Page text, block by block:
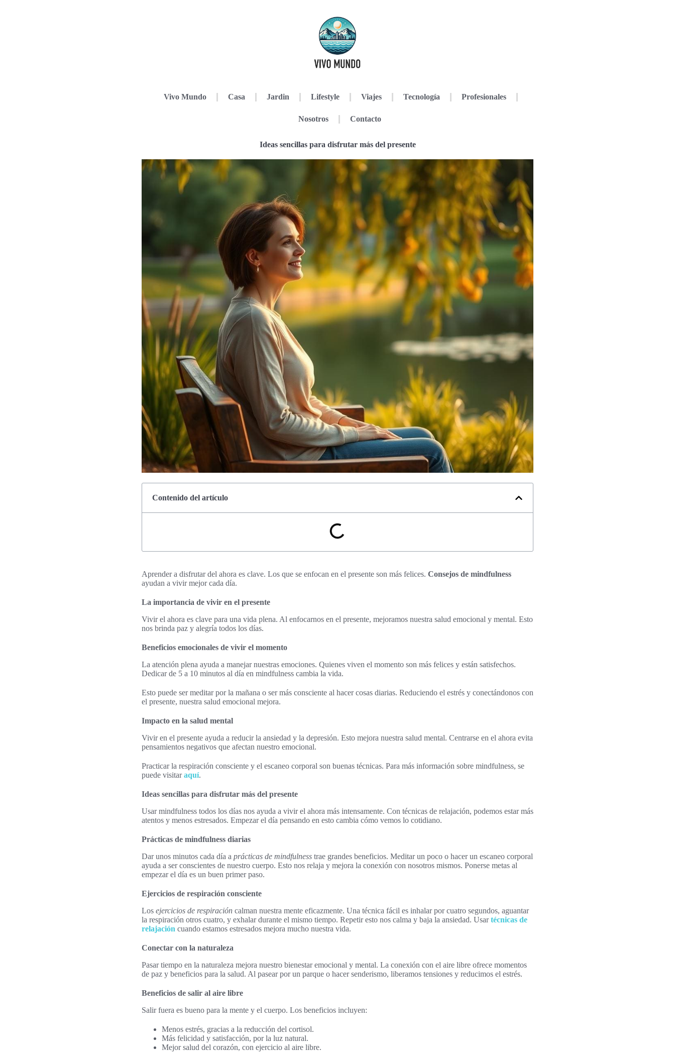
Vivo Mundo Casa Jardin Lifestyle Viajes Tecnología Profesionales
Nosotros Contacto
Ideas sencillas para disfrutar más del presente
Contenido del artículo
Aprender a disfrutar del ahora es clave. Los que se enfocan en el presente son más felices. Consejos de mindfulness
ayudan a vivir mejor cada día.
La importancia de vivir en el presente
Vivir el ahora es clave para una vida plena. Al enfocarnos en el presente, mejoramos nuestra salud emocional y mental. Esto
nos brinda paz y alegría todos los días.
Beneficios emocionales de vivir el momento
La atención plena ayuda a manejar nuestras emociones. Quienes viven el momento son más felices y están satisfechos.
Dedicar de 5 a 10 minutos al día en mindfulness cambia la vida.
Esto puede ser meditar por la mañana o ser más consciente al hacer cosas diarias. Reduciendo el estrés y conectándonos con
el presente, nuestra salud emocional mejora.
Impacto en la salud mental
Vivir en el presente ayuda a reducir la ansiedad y la depresión. Esto mejora nuestra salud mental. Centrarse en el ahora evita
pensamientos negativos que afectan nuestro emocional.
Practicar la respiración consciente y el escaneo corporal son buenas técnicas. Para más información sobre mindfulness, se
puede visitaraquí.
Ideas sencillas para disfrutar más del presente
Usar mindfulness todos los días nos ayuda a vivir el ahora más intensamente. Con técnicas de relajación, podemos estar más
atentos y menos estresados. Empezar el día pensando en esto cambia cómo vemos lo cotidiano.
Prácticas de mindfulness diarias
Dar unos minutos cada día a prácticas de mindfulness trae grandes beneficios. Meditar un poco o hacer un escaneo corporal
ayuda a ser conscientes de nuestro cuerpo. Esto nos relaja y mejora la conexión con nosotros mismos. Ponerse metas al
empezar el día es un buen primer paso.
Ejercicios de respiración consciente
Los ejercicios de respiración calman nuestra mente eficazmente. Una técnica fácil es inhalar por cuatro segundos, aguantar
la respiración otros cuatro, y exhalar durante el mismo tiempo. Repetir esto nos calma y baja la ansiedad. Usartécnicas de
relajación cuando estamos estresados mejora mucho nuestra vida.
Conectar con la naturaleza
Pasar tiempo en la naturaleza mejora nuestro bienestar emocional y mental. La conexión con el aire libre ofrece momentos
de paz y beneficios para la salud. Al pasear por un parque o hacer senderismo, liberamos tensiones y reducimos el estrés.
Beneficios de salir al aire libre
Salir fuera es bueno para la mente y el cuerpo. Los beneficios incluyen:
Menos estrés, gracias a la reducción del cortisol.
Más felicidad y satisfacción, por la luz natural.
Mejor salud del corazón, con ejercicio al aire libre.